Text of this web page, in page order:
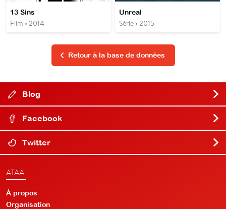
13 Sins
Film • 2014
Unreal
Série • 2015
Retour à la base de données
Blog
Facebook
Twitter
ATAA
À propos
Organisation